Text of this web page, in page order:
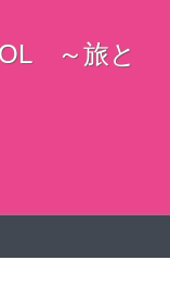
～旅と